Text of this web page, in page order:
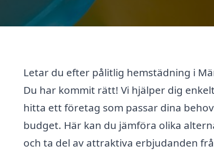
Letar du efter pålitlig hemstädning i
Du har kommit rätt! Vi hjälper dig
hitta ett företag som passar dina
budget. Här kan du jämföra olika
och ta del av attraktiva erbjudanden